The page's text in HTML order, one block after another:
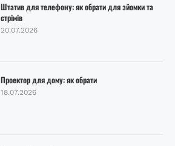
Штатив для телефону: як обрати для зйомки та
стрімів
20.07.2026
Проектор для дому: як обрати
18.07.2026